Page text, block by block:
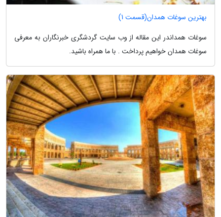
بهترین سوغات همدان(قسمت 1)
سوغات همداندر این مقاله از وب سایت گردشگری خبرنگاران به معرفی
سوغات همدان خواهیم پرداخت . با ما همراه باشید.